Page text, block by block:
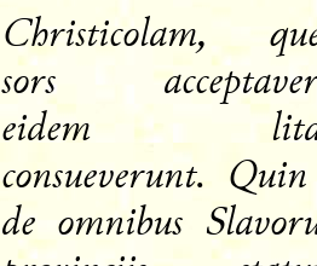
Christicolam,
sors
eidem
consueverunt.
de omnibus